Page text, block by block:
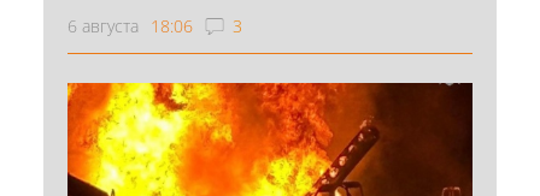
6 августа 18:06 3